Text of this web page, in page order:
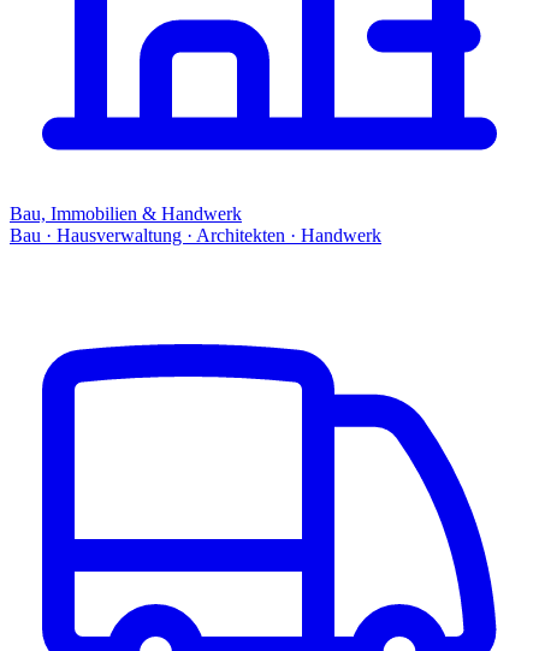
Bau, Immobilien & Handwerk
Bau · Hausverwaltung · Architekten · Handwerk